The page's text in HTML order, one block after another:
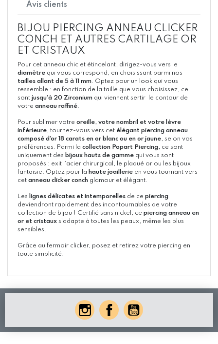
Avis clients
BIJOU PIERCING ANNEAU CLICKER
CONCH ET AUTRES CARTILAGE OR
ET CRISTAUX
Pour cet anneau chic et étincelant, dirigez-vous vers le
diamètre qui vous correspond, en choisissant parmi nos
tailles allant de 5 à 11 mm . Optez pour un look qui vous
ressemble : en fonction de la taille que vous choisissez, ce
sont jusqu’à 20 Zirconium qui viennent sertir le contour de
votre anneau raffiné
Pour sublimer votre oreille, votre nombril et votre lèvre
inférieure , tournez-vous vers cet élégant piercing anneau
composé d’or 18 carats en or blanc ou en or jaune , selon vos
préférences. Parmi la collection Popart Piercing, ce sont
uniquement des bijoux hauts de gamme qui vous sont
proposés : exit l’acier chirurgical, le plaqué or ou les bijoux
fantaisie. Optez pour la haute joaillerie en vous tournant vers
cet anneau clicker conch glamour et élégant.
Les lignes délicates et intemporelles de ce piercing
deviendront rapidement des incontournables de votre
collection de bijou ! Certifié sans nickel, ce piercing anneau en
or et cristaux s’adapte à toutes les peaux, même les plus
sensibles.
Grâce au fermoir clicker, posez et retirez votre piercing en
toute simplicité.